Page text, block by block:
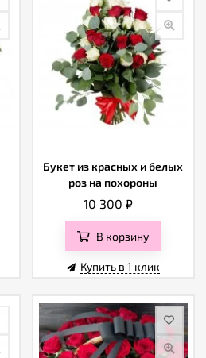
Букет из красных и белых
роз на похороны
10 300₽
В корзину
Купить в 1 клик